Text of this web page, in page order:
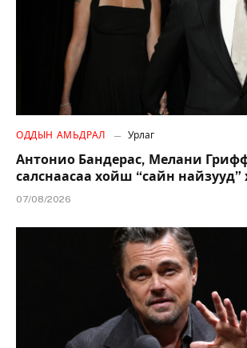
ОДДЫН АМЬДРАЛ Урлаг
Антонио Бандерас, Мелани
салснаасаа хойш “сайн найзууд”
07/08/2026